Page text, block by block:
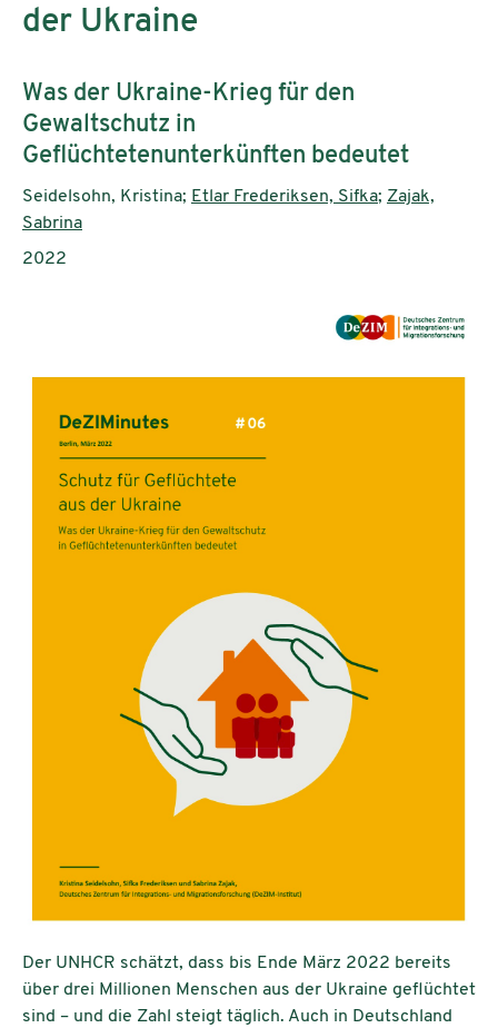
der Ukraine
Subtitle:
Was der Ukraine-Krieg für den
Gewaltschutz in
Geflüchtetenunterkünften bedeutet
Authors:
Seidelsohn, Kristina; Etlar Frederiksen, Sifka; Zajak,
Sabrina
Publication year:
2022
Der UNHCR schätzt, dass bis Ende März 2022 bereits
über drei Millionen Menschen aus der Ukraine geflüchtet
sind – und die Zahl steigt täglich. Auch in Deutschland